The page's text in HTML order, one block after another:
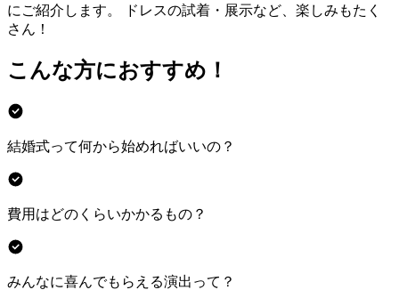
にご紹介します。 ドレスの試着・展示など、楽しみもたく
さん！
こんな方におすすめ！
結婚式って何から始めればいいの？
費用はどのくらいかかるもの？
みんなに喜んでもらえる演出って？